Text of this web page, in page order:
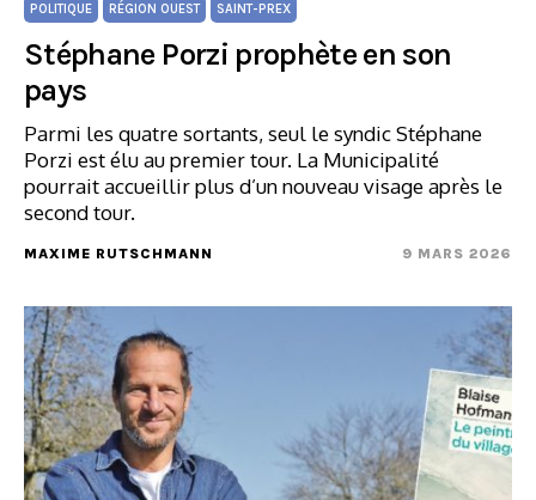
POLITIQUE RÉGION OUEST SAINT-PREX
Stéphane Porzi prophète en son
pays
Parmi les quatre sortants, seul le syndic Stéphane
Porzi est élu au premier tour. La Municipalité
pourrait accueillir plus d’un nouveau visage après le
second tour.
MAXIME RUTSCHMANN 9 MARS 2026